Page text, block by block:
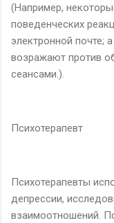
(Например,
поведенческих
электронной почте;
возражают против
сеансами.).
Психотерапевт
Психотерапевты
депрессии,
взаимоотношений.